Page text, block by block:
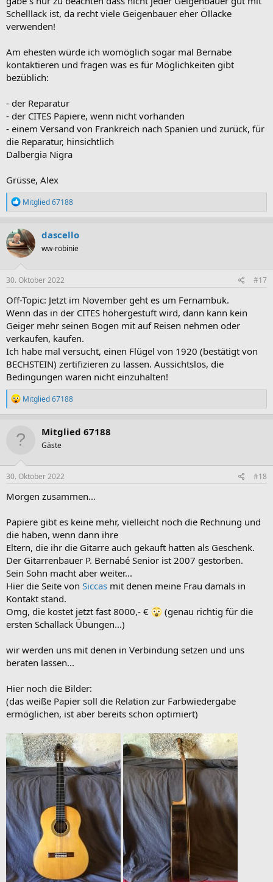
Schelllack ist, da recht viele Geigenbauer eher Öllacke
verwenden!
Am ehesten würde ich womöglich sogar mal Bernabe
kontaktieren und fragen was es für Möglichkeiten gibt
bezüblich:
- der Reparatur
- der CITES Papiere, wenn nicht vorhanden
- einem Versand von Frankreich nach Spanien und zurück, für
die Reparatur, hinsichtlich
Dalbergia Nigra
Grüsse, Alex
R
e
a
k
t
i
o
n
e
:
Mitglied 67188
dascello
ww-robinie
30. Oktober 2022 #17
Off-Topic: Jetzt im November geht es um Fernambuk.
Wenn das in der CITES höhergestuft wird, dann kann kein
Geiger mehr seinen Bogen mit auf Reisen nehmen oder
verkaufen, kaufen.
Ich habe mal versucht, einen Flügel von 1920 (bestätigt von
BECHSTEIN) zertifizieren zu lassen. Aussichtslos, die
Bedingungen waren nicht einzuhalten!
R
e
a
t
n
e
:
Mitglied 67188
Mitglied 67188
Gäste
30. Oktober 2022 #18
Morgen zusammen...
Papiere gibt es keine mehr, vielleicht noch die Rechnung und
die haben, wenn dann ihre
Eltern, die ihr die Gitarre auch gekauft hatten als Geschenk.
Der Gitarrenbauer P. Bernabé Senior ist 2007 gestorben.
Sein Sohn macht aber weiter...
Hier die Seite von Siccas mit denen meine Frau damals in
Kontakt stand.
Omg, die kostet jetzt fast 8000,- €
(genau richtig für die
ersten Schallack Übungen...)
wir werden uns mit denen in Verbindung setzen und uns
beraten lassen...
Hier noch die Bilder:
(das weiße Papier soll die Relation zur Farbwiedergabe
ermöglichen, ist aber bereits schon optimiert)